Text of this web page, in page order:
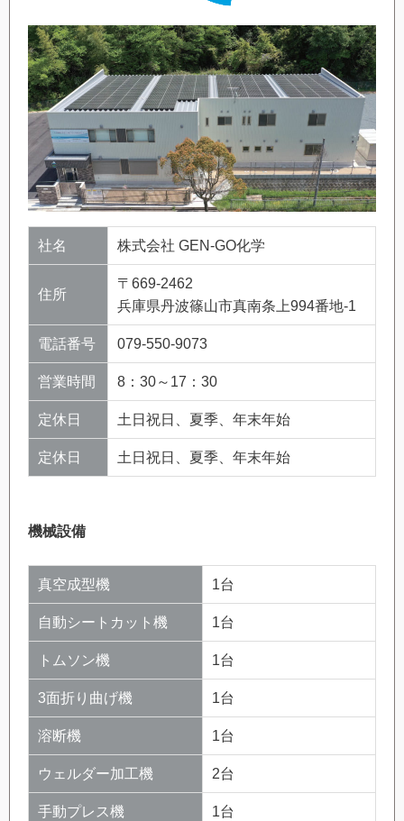
社名 株式会社 GEN-GO化学
住所
〒669-2462
兵庫県丹波篠山市真南条上994番地-1
電話番号 079-550-9073
営業時間 8：30～17：30
定休日 土日祝日、夏季、年末年始
定休日 土日祝日、夏季、年末年始
機械設備
真空成型機 1台
自動シートカット機 1台
トムソン機 1台
3面折り曲げ機 1台
溶断機 1台
ウェルダー加工機 2台
手動プレス機 1台